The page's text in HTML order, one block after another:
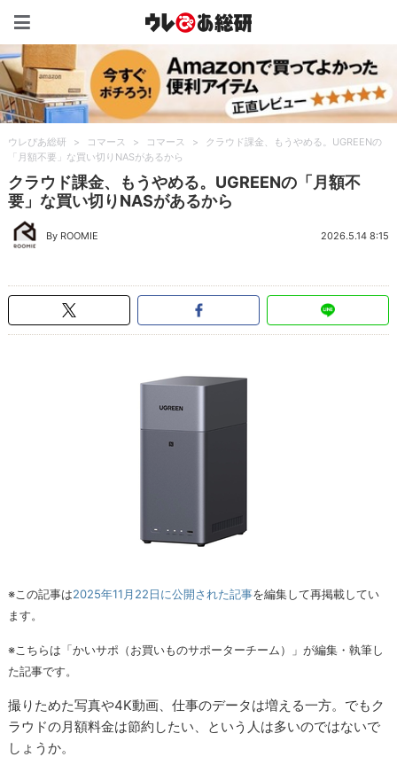
ウレぴあ総研 > コマース > コマース >
クラウド課金、もうやめる。UGREENの
「月額不要」な買い切りNASがあるから
クラウド課金、もうやめる。UGREENの「月額不
要」な買い切りNASがあるから
By ROOMIE 2026.5.14 8:15
※この記事は2025年11月22日に公開された記事を編集して再掲載してい
ます。
※こちらは「かいサポ（お買いものサポーターチーム）」が編集・執筆し
た記事です。
撮りためた写真や4K動画、仕事のデータは増える一方。でもク
ラウドの月額料金は節約したい、という人は多いのではないで
しょうか。